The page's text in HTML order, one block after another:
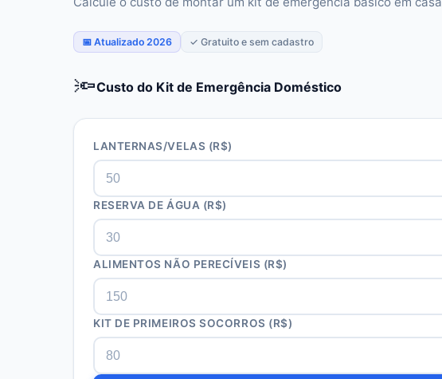
📅 Atualizado 2026 ✓ Gratuito e sem cadastro
🔦Custo do Kit de Emergência Doméstico
LANTERNAS/VELAS (R$)
RESERVA DE ÁGUA (R$)
ALIMENTOS NÃO PERECÍVEIS (R$)
KIT DE PRIMEIROS SOCORROS (R$)